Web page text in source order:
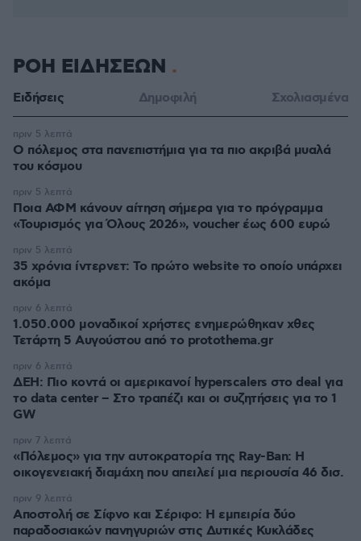
ΡΟΗ ΕΙΔΗΣΕΩΝ
Ειδήσεις Δημοφιλή Σχολιασμένα
Ο πόλεμος στα πανεπιστήμια για τα πιο ακριβά μυαλά
του κόσμου
πριν 5 λεπτά
Ποια ΑΦΜ κάνουν αίτηση σήμερα για το πρόγραμμα
«Τουρισμός για Όλους 2026», voucher έως 600 ευρώ
πριν 5 λεπτά
35 χρόνια ίντερνετ: Το πρώτο website το οποίο υπάρχει
ακόμα
πριν 5 λεπτά
1.050.000 μοναδικοί χρήστες ενημερώθηκαν χθες
Τετάρτη 5 Αυγούστου από το protothema.gr
πριν 6 λεπτά
ΔΕΗ: Πιο κοντά οι αμερικανοί hyperscalers στο deal για
το data center – Στο τραπέζι και οι συζητήσεις για το 1
GW
πριν 6 λεπτά
«Πόλεμος» για την αυτοκρατορία της Ray-Ban: Η
οικογενειακή διαμάχη που απειλεί μια περιουσία 46 δισ.
πριν 7 λεπτά
Αποστολή σε Σίφνο και Σέριφο: Η εμπειρία δύο
παραδοσιακών πανηγυριών στις Δυτικές Κυκλάδες
πριν 9 λεπτά